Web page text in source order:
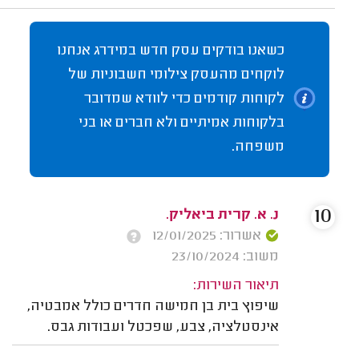
כשאנו בודקים עסק חדש במידרג אנחנו
לוקחים מהעסק צילומי חשבוניות של
לקוחות קודמים כדי לוודא שמדובר
בלקוחות אמיתיים ולא חברים או בני
משפחה.
נ. א. קרית ביאליק.
אשרור: 12/01/2025
משוב: 23/10/2024
תיאור השירות:
שיפוץ בית בן חמישה חדרים כולל אמבטיה,
אינסטלציה, צבע, שפכטל ועבודות גבס.
10